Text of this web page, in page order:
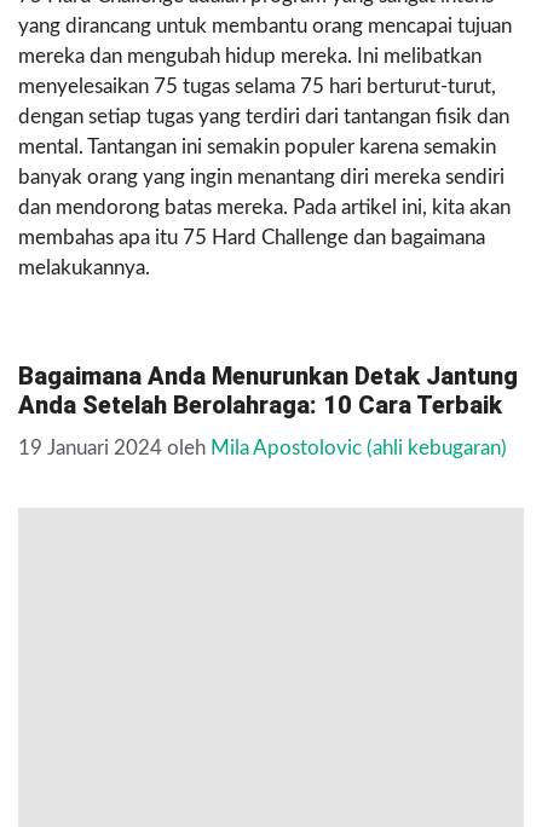
yang dirancang untuk membantu orang mencapai tujuan
mereka dan mengubah hidup mereka. Ini melibatkan
menyelesaikan 75 tugas selama 75 hari berturut-turut,
dengan setiap tugas yang terdiri dari tantangan fisik dan
mental. Tantangan ini semakin populer karena semakin
banyak orang yang ingin menantang diri mereka sendiri
dan mendorong batas mereka. Pada artikel ini, kita akan
membahas apa itu 75 Hard Challenge dan bagaimana
melakukannya.
Bagaimana Anda Menurunkan Detak Jantung
Anda Setelah Berolahraga: 10 Cara Terbaik
19 Januari 2024 oleh Mila Apostolovic (ahli kebugaran)